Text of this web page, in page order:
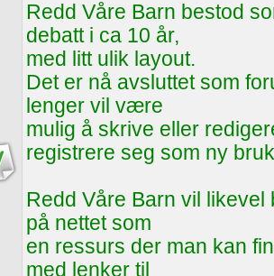
Redd Våre Barn bestod
debatt i ca 10 år,
med litt ulik layout.
Det er nå avsluttet som
lenger vil være
mulig å skrive eller
registrere seg som ny
Redd Våre Barn vil
på nettet som
en ressurs der man kan
med lenker til